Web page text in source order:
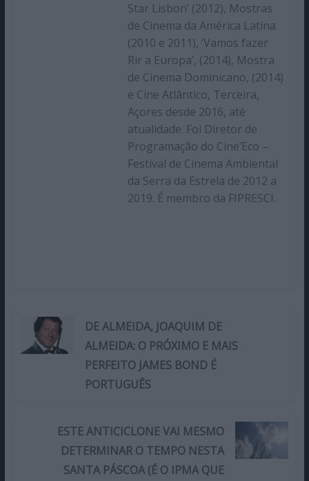
Star Lisbon’ (2012), Mostras
de Cinema da América Latina
(2010 e 2011), ‘Vamos fazer
Rir a Europa’, (2014), Mostra
de Cinema Dominicano, (2014)
e Cine Atlântico, Terceira,
Açores desde 2016, até
atualidade. Foi Diretor de
Programação do Cine’Eco –
Festival de Cinema Ambiental
da Serra da Estrela de 2012 a
2019. É membro da FIPRESCI.
DE ALMEIDA, JOAQUIM DE
ALMEIDA: O PRÓXIMO E MAIS
PERFEITO JAMES BOND É
PORTUGUÊS
ESTE ANTICICLONE VAI MESMO
DETERMINAR O TEMPO NESTA
SANTA PÁSCOA (É O IPMA QUE